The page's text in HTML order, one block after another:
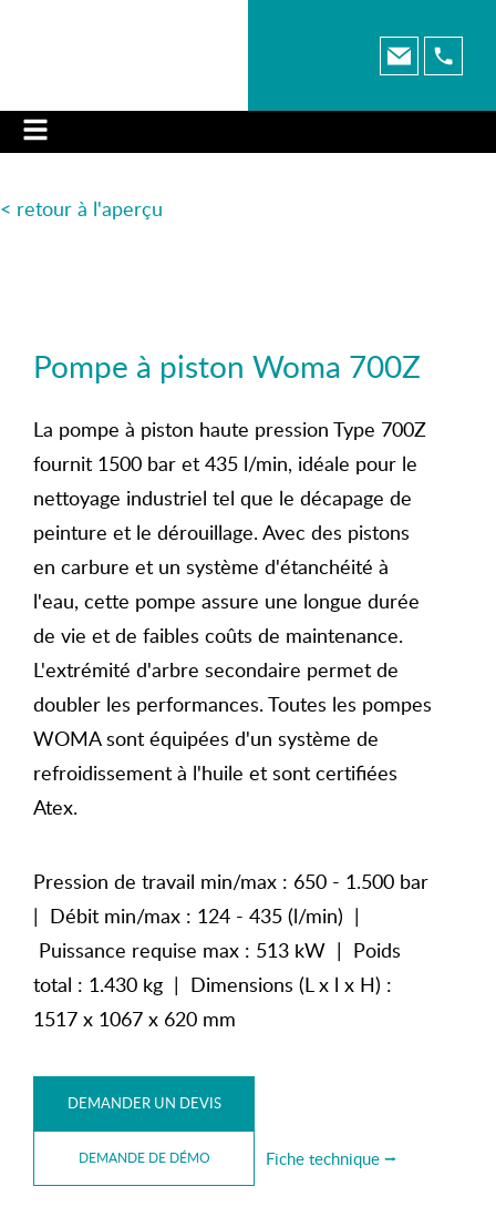
< retour à l'aperçu
Pompe à piston Woma 700Z
La pompe à piston haute pression Type 700Z
fournit 1500 bar et 435 l/min, idéale pour le
nettoyage industriel tel que le décapage de
peinture et le dérouillage. Avec des pistons
en carbure et un système d'étanchéité à
l'eau, cette pompe assure une longue durée
de vie et de faibles coûts de maintenance.
L'extrémité d'arbre secondaire permet de
doubler les performances. Toutes les pompes
WOMA sont équipées d'un système de
refroidissement à l'huile et sont certifiées
Atex.
Pression de travail min/max : 650 - 1.500 bar
| Débit min/max : 124 - 435 (l/min) |
Puissance requise max : 513 kW | Poids
total : 1.430 kg | Dimensions (L x l x H) :
1517 x 1067 x 620 mm
DEMANDER UN DEVIS
DEMANDE DE DÉMO Fiche technique ⭢